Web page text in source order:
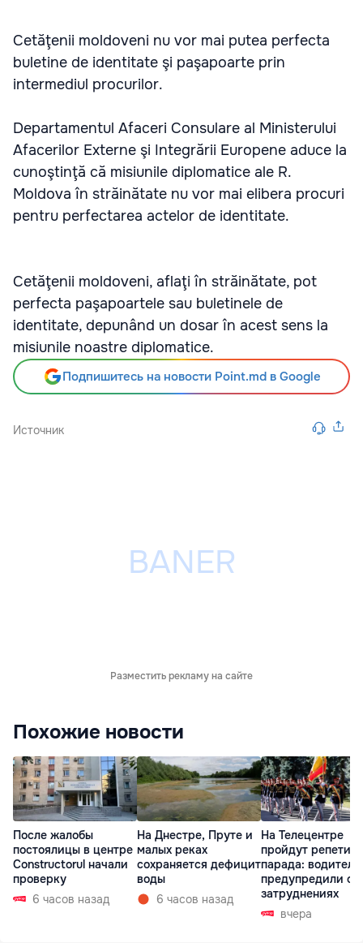
Cetăţenii moldoveni nu vor mai putea perfecta
buletine de identitate şi paşapoarte prin
intermediul procurilor.
Departamentul Afaceri Consulare al Ministerului
Afacerilor Externe şi Integrării Europene aduce la
cunoştinţă că misiunile diplomatice ale R.
Moldova în străinătate nu vor mai elibera procuri
pentru perfectarea actelor de identitate.
Cetăţenii moldoveni, aflaţi în străinătate, pot
perfecta paşapoartele sau buletinele de
identitate, depunând un dosar în acest sens la
misiunile noastre diplomatice.
Подпишитесь на новости Point.md в Google
Источник
Разместить рекламу на сайте
Похожие новости
После жалобы
постоялицы в центре
Constructorul начали
проверку
6 часов назад
На Днестре, Пруте и
малых реках
сохраняется дефицит
воды
6 часов назад
На Телецентре
пройдут
парада:
предупредили о
затруднениях
вчера